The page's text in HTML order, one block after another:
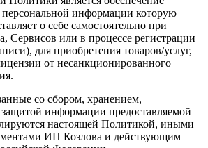
информации которую
о себе самостоятельно при
Сервисов или в процессе регистрации
для приобретения товаров/услуг,
от несанкционированного
со сбором, хранением,
информации предоставляемой
настоящей Политикой, иными
ИП Козловa и действующим